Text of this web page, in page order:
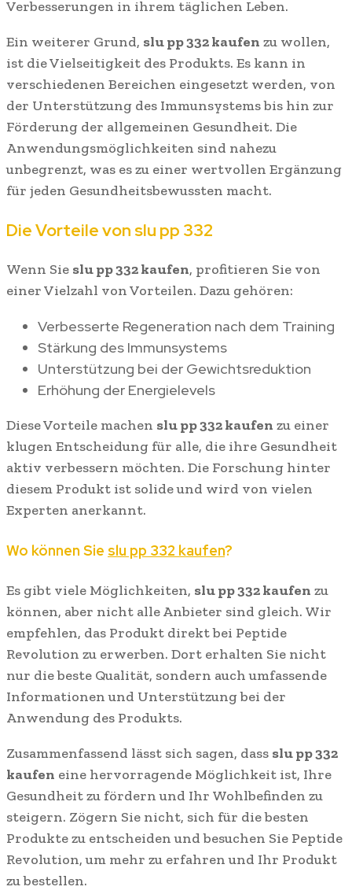
Verbesserungen in ihrem täglichen Leben.
Ein weiterer Grund, slu pp 332 kaufen zu wollen,
ist die Vielseitigkeit des Produkts. Es kann in
verschiedenen Bereichen eingesetzt werden, von
der Unterstützung des Immunsystems bis hin zur
Förderung der allgemeinen Gesundheit. Die
Anwendungsmöglichkeiten sind nahezu
unbegrenzt, was es zu einer wertvollen Ergänzung
für jeden Gesundheitsbewussten macht.
Die Vorteile von slu pp 332
Wenn Sie slu pp 332 kaufen, profitieren Sie von
einer Vielzahl von Vorteilen. Dazu gehören:
Verbesserte Regeneration nach dem Training
Stärkung des Immunsystems
Unterstützung bei der Gewichtsreduktion
Erhöhung der Energielevels
Diese Vorteile machen slu pp 332 kaufen zu einer
klugen Entscheidung für alle, die ihre Gesundheit
aktiv verbessern möchten. Die Forschung hinter
diesem Produkt ist solide und wird von vielen
Experten anerkannt.
Wo können Sie slu pp 332 kaufen?
Es gibt viele Möglichkeiten, slu pp 332 kaufen zu
können, aber nicht alle Anbieter sind gleich. Wir
empfehlen, das Produkt direkt bei Peptide
Revolution zu erwerben. Dort erhalten Sie nicht
nur die beste Qualität, sondern auch umfassende
Informationen und Unterstützung bei der
Anwendung des Produkts.
Zusammenfassend lässt sich sagen, dass slu pp 332
kaufen eine hervorragende Möglichkeit ist, Ihre
Gesundheit zu fördern und Ihr Wohlbefinden zu
steigern. Zögern Sie nicht, sich für die besten
Produkte zu entscheiden und besuchen Sie Peptide
Revolution, um mehr zu erfahren und Ihr Produkt
zu bestellen.